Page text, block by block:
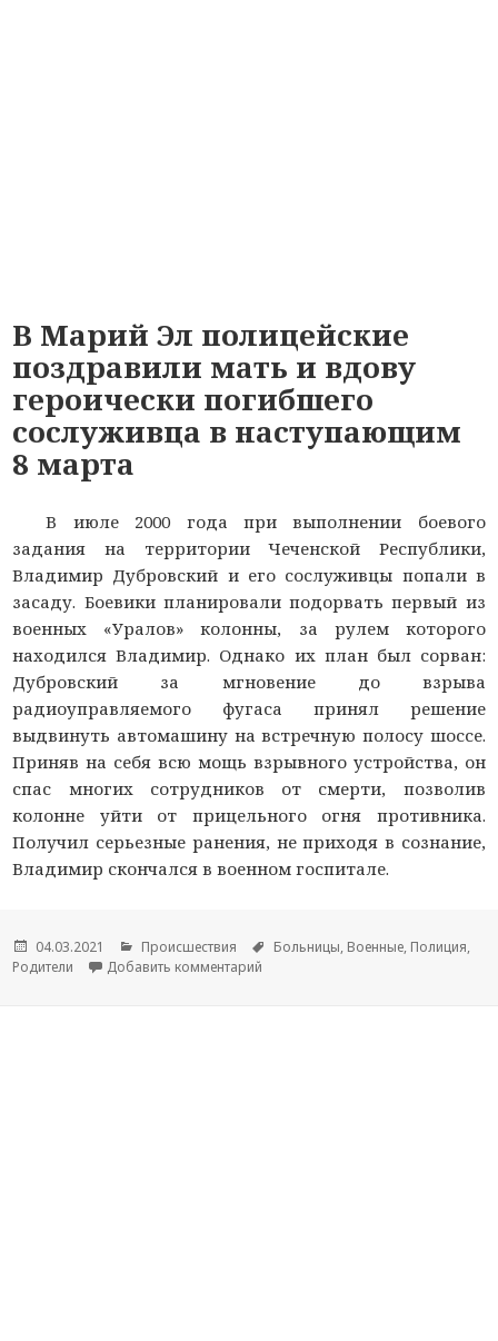
В Марий Эл полицейские
поздравили мать и вдову
героически погибшего
сослуживца в наступающим
8 марта
В июле 2000 года при выполнении боевого
задания на территории Чеченской Республики,
Владимир Дубровский и его сослуживцы попали в
засаду. Боевики планировали подорвать первый из
военных «Уралов» колонны, за рулем которого
находился Владимир. Однако их план был сорван:
Дубровский за мгновение до взрыва
радиоуправляемого фугаса принял решение
выдвинуть автомашину на встречную полосу шоссе.
Приняв на себя всю мощь взрывного устройства, он
спас многих сотрудников от смерти, позволив
колонне уйти от прицельного огня противника.
Получил серьезные ранения, не приходя в сознание,
Владимир скончался в военном госпитале.
Опубликовано
04.03.2021 Рубрики
Происшествия Метки
Больницы, Военные, Полиция,
Родители
Добавить комментарий